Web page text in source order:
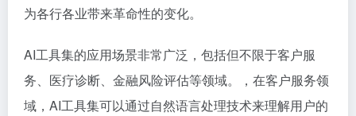
为各行各业带来革命性的变化。
AI工具集的应用场景非常广泛，包括但不限于客户服
务、医疗诊断、金融风险评估等领域。，在客户服务领
域，AI工具集可以通过自然语言处理技术来理解用户的